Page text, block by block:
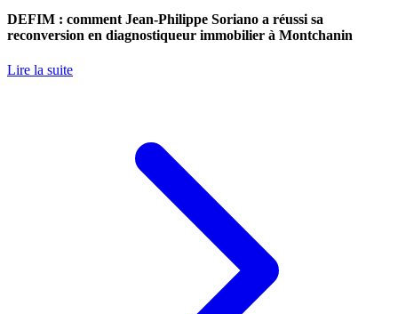
DEFIM : comment Jean-Philippe Soriano a réussi sa
reconversion en diagnostiqueur immobilier à Montchanin
Lire la suite